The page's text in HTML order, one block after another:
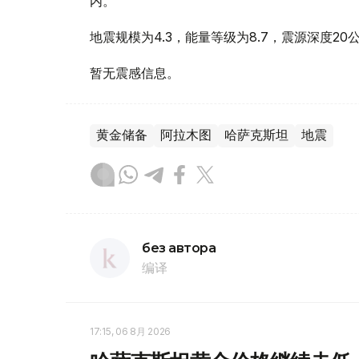
地震规模为4.3，能量等级为8.7，震源深度20
暂无震感信息。
黄金储备 阿拉木图 哈萨克斯坦 地震
без автора
编译
17:15, 06 8月 2026